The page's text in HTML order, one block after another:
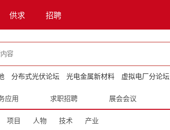
供求 招聘
分布式光伏论坛 光电金属新材料 虚拟电厂分论坛
应用 求职招聘 展会会议
项目 人物 技术 产业